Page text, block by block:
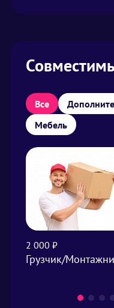
Все
Мебель
2 000 ₽
Грузчик/